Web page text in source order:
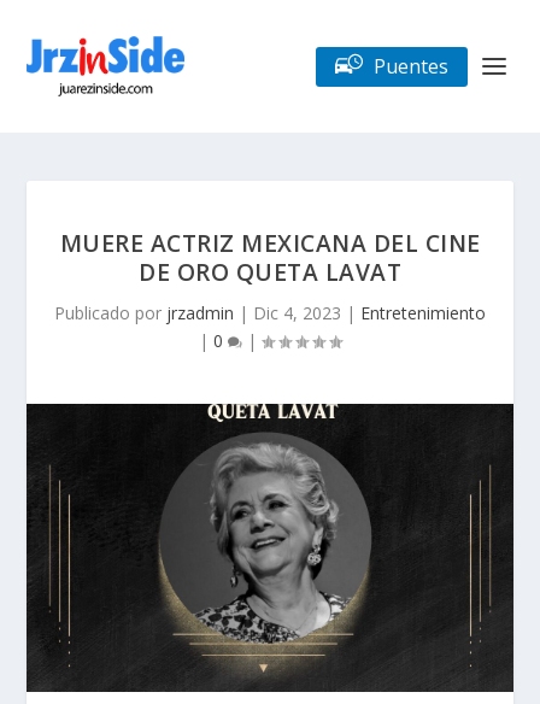
Puentes
MUERE ACTRIZ MEXICANA DEL CINE
DE ORO QUETA LAVAT
Publicado por jrzadmin | Dic 4, 2023 | Entretenimiento
| 0 |